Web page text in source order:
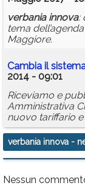
verbania innova:
tema
Maggiore.
Cambia il
2014 - 09:01
Riceviamo e
Amministrativa
nuovo tariffario
verbania innova -
Nessun